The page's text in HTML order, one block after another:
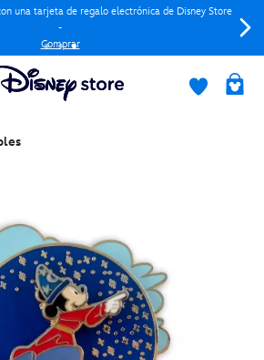
una tarjeta de regalo electrónica de Disney Store
-
Comprar